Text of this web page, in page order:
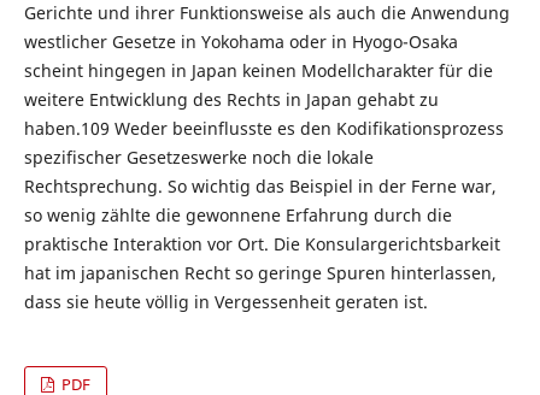
Gerichte und ihrer Funktionsweise als auch die Anwendung
westlicher Gesetze in Yokohama oder in Hyogo-Osaka
scheint hingegen in Japan keinen Modellcharakter für die
weitere Entwicklung des Rechts in Japan gehabt zu
haben.109 Weder beeinflusste es den Kodifikationsprozess
spezifischer Gesetzeswerke noch die lokale
Rechtsprechung. So wichtig das Beispiel in der Ferne war,
so wenig zählte die gewonnene Erfahrung durch die
praktische Interaktion vor Ort. Die Konsulargerichtsbarkeit
hat im japanischen Recht so geringe Spuren hinterlassen,
dass sie heute völlig in Vergessenheit geraten ist.
PDF